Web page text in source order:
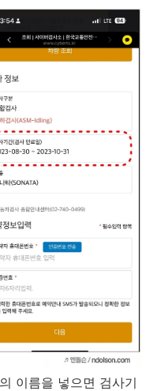
이름을 넣으면 검사기